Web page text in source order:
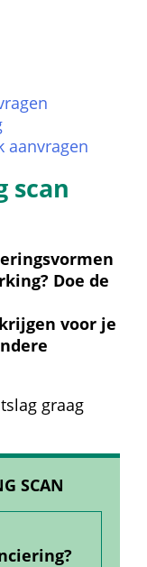
aanvragen
scan
Doe de
voor je
graag
SCAN